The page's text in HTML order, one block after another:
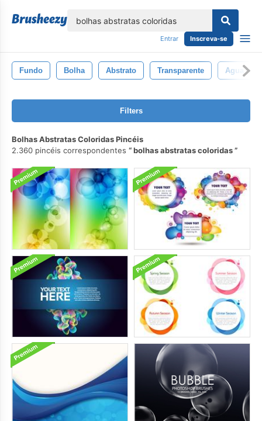
Entrar Inscreva-se
Fundo Bolha Abstrato Transparente Agua
Filters
Bolhas Abstratas Coloridas Pincéis
2.360 pincéis correspondentes
bolhas abstratas coloridas